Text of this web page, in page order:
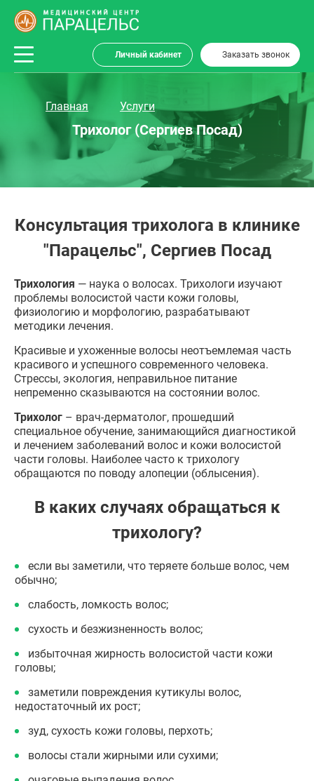
Личный кабинет Заказать звонок
Главная Услуги
Трихолог (Сергиев Посад)
Консультация трихолога в клинике
"Парацельс", Сергиев Посад
Трихология — наука о волосах. Трихологи изучают
проблемы волосистой части кожи головы,
физиологию и морфологию, разрабатывают
методики лечения.
Красивые и ухоженные волосы неотъемлемая часть
красивого и успешного современного человека.
Стрессы, экология, неправильное питание
непременно сказываются на состоянии волос.
Трихолог – врач-дерматолог, прошедший
специальное обучение, занимающийся диагностикой
и лечением заболеваний волос и кожи волосистой
части головы. Наиболее часто к трихологу
обращаются по поводу алопеции (облысения).
В каких случаях обращаться к
трихологу?
если вы заметили, что теряете больше волос, чем
обычно;
слабость, ломкость волос;
сухость и безжизненность волос;
избыточная жирность волосистой части кожи
головы;
заметили повреждения кутикулы волос,
недостаточный их рост;
зуд, сухость кожи головы, перхоть;
волосы стали жирными или сухими;